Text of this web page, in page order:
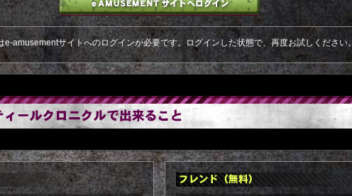
e-amusementサイトへのログインが必要です。ログインした状態で、再度お試しください。